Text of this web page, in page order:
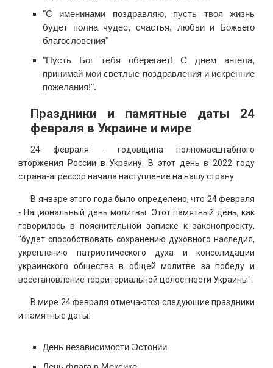
"С именинами поздравляю, пусть твоя жизнь
будет полна чудес, счастья, любви и Божьего
благословения"
"Пусть Бог тебя оберегает! С днем ангела,
принимай мои светлые поздравления и искренние
пожелания!".
Праздники и памятные даты 24
февраля в Украине и мире
24 февраля - годовщина полномасштабного
вторжения России в Украину. В этот день в 2022 году
страна-агрессор начала наступление на нашу страну.
В январе этого года было определено, что 24 февраля
- Национальный день молитвы. Этот памятный день, как
говорилось в пояснительной записке к законопроекту,
"будет способствовать сохранению духовного наследия,
укреплению патриотического духа и консолидации
украинского общества в общей молитве за победу и
восстановление территориальной целостности Украины".
В мире 24 февраля отмечаются следующие праздники
и памятные даты:
День независимости Эстонии